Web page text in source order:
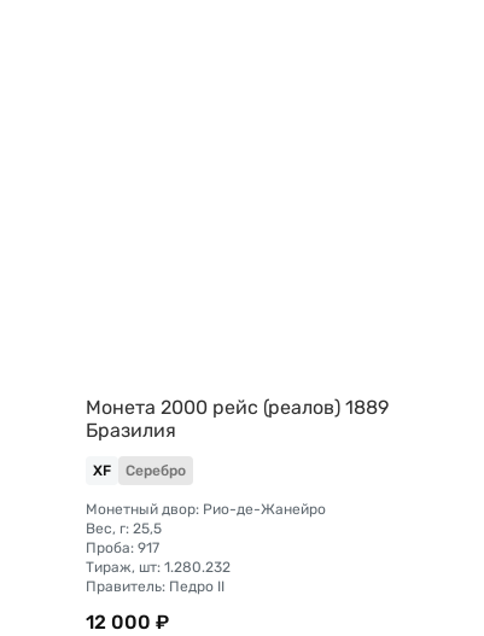
Монета 2000 рейс (реалов) 1889
Бразилия
XF Серебро
Монетный двор: Рио-де-Жанейро
Вес, г: 25,5
Проба: 917
Тираж, шт: 1.280.232
Правитель: Педро II
12 000 ₽